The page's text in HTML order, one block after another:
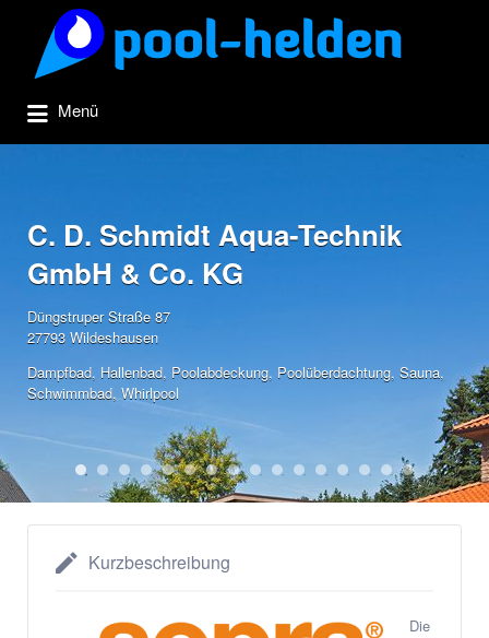
Suchen
nach:
Menü
C. D. Schmidt Aqua-Technik
GmbH & Co. KG
Düngstruper Straße 87
27793 Wildeshausen
Dampfbad, Hallenbad, Poolabdeckung, Poolüberdachtung, Sauna,
Schwimmbad, Whirlpool
Kurzbeschreibung
Die